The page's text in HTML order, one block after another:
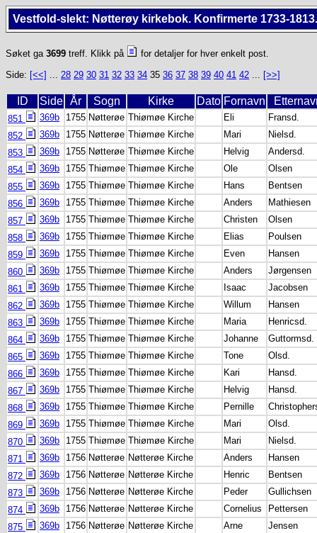
Vestfold-slekt: Nøtterøy kirkebok. Konfirmerte 1733-1813.
Søket ga 3699 treff. Klikk på
for detaljer for hver enkelt post.
Side: [<<] ... 28 29 30 31 32 33 34 35 36 37 38 39 40 41 42 ... [>>]
ID Side År Sogn Kirke Dato Fornavn
851 369b 1755 Nøtterøe Thiømøe Kirche Eli
Fransd.
852
369b 1755 Nøtterøe Thiømøe Kirche Mari
Nielsd.
853
369b 1755 Nøtterøe Thiømøe Kirche Helvig
Andersd.
854
369b 1755 Thiømøe Thiømøe Kirche Ole
Olsen
855
369b 1755 Thiømøe Thiømøe Kirche Hans
Bentsen
856
369b 1755 Thiømøe Thiømøe Kirche Anders
Mathiesen
857
369b 1755 Thiømøe Thiømøe Kirche Christen
Olsen
858
369b 1755 Thiømøe Thiømøe Kirche Elias
Poulsen
859
369b 1755 Thiømøe Thiømøe Kirche Even
Hansen
860
369b 1755 Thiømøe Thiømøe Kirche Anders
Jørgensen
861
369b 1755 Thiømøe Thiømøe Kirche Isaac
Jacobsen
862
369b 1755 Thiømøe Thiømøe Kirche Willum
Hansen
863
369b 1755 Thiømøe Thiømøe Kirche Maria
Henricsd.
864
369b 1755 Thiømøe Thiømøe Kirche Johanne
Guttormsd.
865
369b 1755 Thiømøe Thiømøe Kirche Tone
Olsd.
866
369b 1755 Thiømøe Thiømøe Kirche Kari
Hansd.
867
369b 1755 Thiømøe Thiømøe Kirche Helvig
Hansd.
868
369b 1755 Thiømøe Thiømøe Kirche Pernille
869
369b 1755 Thiømøe Thiømøe Kirche Mari
Olsd.
870
369b 1755 Thiømøe Thiømøe Kirche Mari
Nielsd.
871
369b 1756 Nøtterøe Nøtterøe Kirche Anders
Hansen
872
369b 1756 Nøtterøe Nøtterøe Kirche Henric
Bentsen
873
369b 1756 Nøtterøe Nøtterøe Kirche Peder
Gullichsen
874
369b 1756 Nøtterøe Nøtterøe Kirche Cornelius
Pettersen
875
369b 1756 Nøtterøe Nøtterøe Kirche Arne Jensen